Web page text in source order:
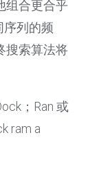
组合更合乎
序列的频
搜索算法将
；Ran 或
ram a